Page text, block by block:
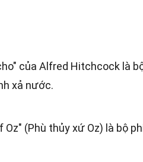
của Alfred Hitchcock là
xả nước.
Oz" (Phù thủy xứ Oz) là bộ